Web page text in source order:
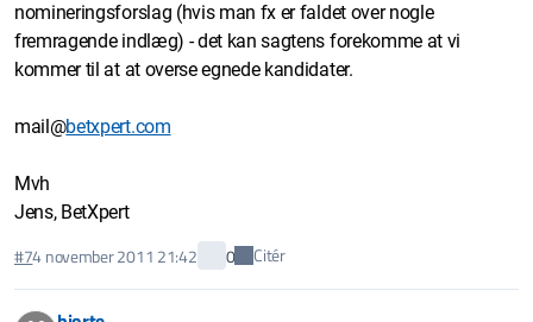
nomineringsforslag (hvis man fx er faldet over nogle
fremragende indlæg) - det kan sagtens forekomme at vi
kommer til at at overse egnede kandidater.
mail@betxpert.com
Mvh
Jens, BetXpert
#74 november 2011 21:42 0 Citér